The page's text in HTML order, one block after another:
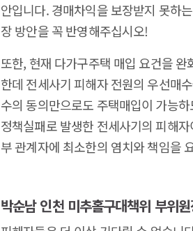
안입니다. 경매차익을 보장받지 못하
장 방안을 꼭 반영해주십시오!
또한, 현재 다가구주택 매입 요건을
한데 전세사기 피해자 전원의 우선매
수의 동의만으로도 주택매입이 가능
정책실패로 발생한 전세사기의 피해
부 관계자에 최소한의 염치와 책임을
박순남 인천 미추홀구대책위 부위